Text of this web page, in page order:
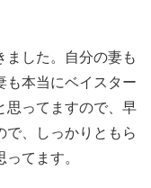
ました。自分の妻も
も本当にベイスター
思ってますので、早
で、しっかりともら
てます。